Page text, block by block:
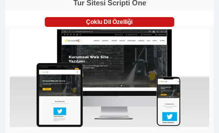
Tur Sitesi Scripti One
Çoklu Dil Özelliği